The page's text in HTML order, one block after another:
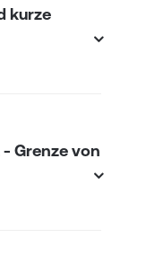
kurze
Grenze von